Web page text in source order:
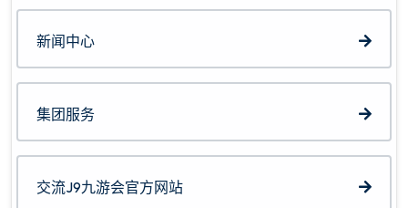
新闻中心
集团服务
交流J9九游会官方网站